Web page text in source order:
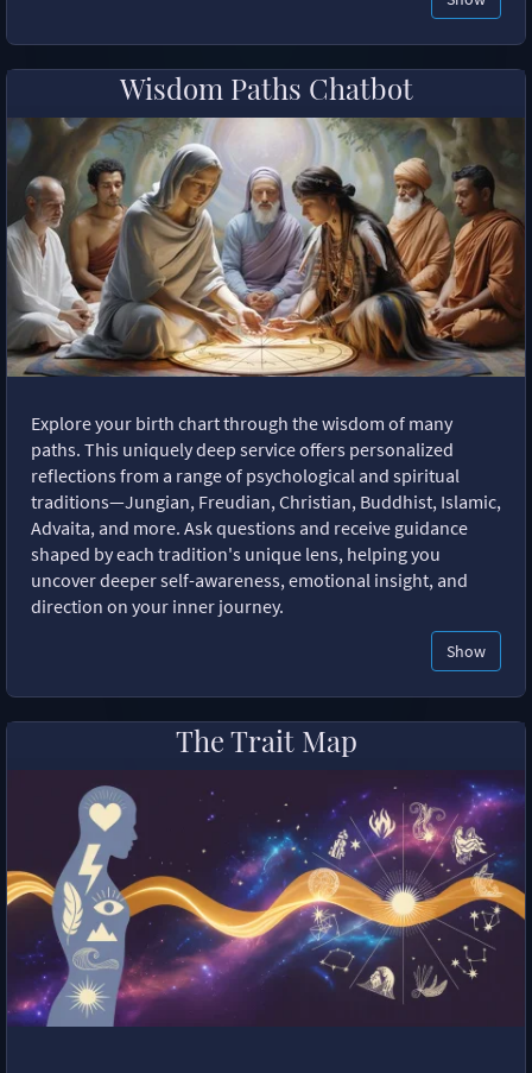
Wisdom Paths Chatbot
Explore your birth chart through the wisdom of many
paths. This uniquely deep service offers personalized
reflections from a range of psychological and spiritual
traditions—Jungian, Freudian, Christian, Buddhist, Islamic,
Advaita, and more. Ask questions and receive guidance
shaped by each tradition's unique lens, helping you
uncover deeper self-awareness, emotional insight, and
direction on your inner journey.
Show
The Trait Map